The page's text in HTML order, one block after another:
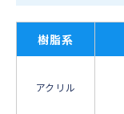
樹脂系
アクリル